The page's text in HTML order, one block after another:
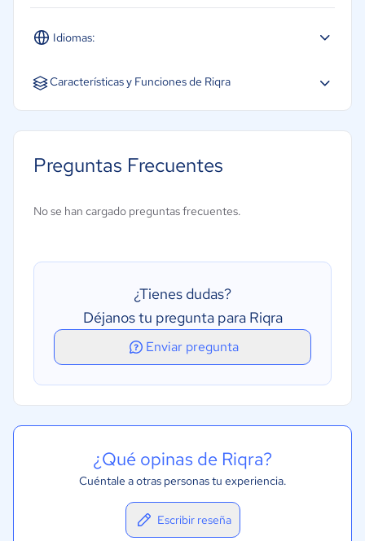
Idiomas:
Español
Características y Funciones de Riqra
Gestión de envíos
Preguntas Frecuentes
No se han cargado preguntas frecuentes.
¿Tienes dudas?
Déjanos tu pregunta para Riqra
Enviar pregunta
¿Qué opinas de Riqra?
Cuéntale a otras personas tu experiencia.
Escribir reseña